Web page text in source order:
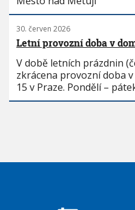
30. červen 2026
Letní provozní doba v
V době letních prázdnin
zkrácena provozní doba
15 v Praze. Pondělí –